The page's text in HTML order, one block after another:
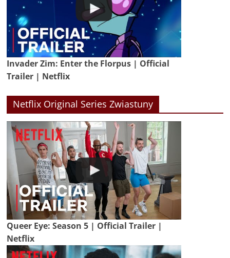
Invader Zim: Enter the Florpus | Official
Trailer | Netflix
Netflix Original Series Zwiastuny
Queer Eye: Season 5 | Official Trailer |
Netflix